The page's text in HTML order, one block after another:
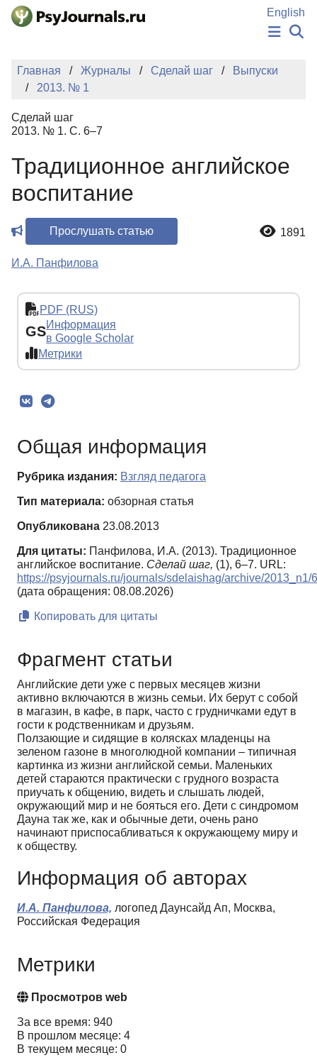
Перейти к основному содержанию
English
НОВОСТИ
Регистрация
Вход
Главная Журналы Сделай шаг
Выпуски
2013. № 1
Сделай шаг
2013. № 1. С. 6–7
Традиционное английское
воспитание
Прослушать статью 1891
И.А. Панфилова
PDF (RUS)
GSИнформация
в Google Scholar
Метрики
Общая информация
Рубрика издания: Взгляд педагога
Тип материала: обзорная статья
Опубликована 23.08.2013
Для цитаты: Панфилова, И.А. (2013). Традиционное
английское воспитание. Сделай шаг, (1), 6–7. URL:
https://psyjournals.ru/journals/sdelaishag/archive/2013_n1/
(дата обращения: 08.08.2026)
Копировать для цитаты
Фрагмент статьи
Английские дети уже с первых месяцев жизни
активно включаются в жизнь семьи. Их берут с собой
в магазин, в кафе, в парк, часто с грудничками едут в
гости к родственникам и друзьям.
Ползающие и сидящие в колясках младенцы на
зеленом газоне в многолюдной компании – типичная
картинка из жизни английской семьи. Маленьких
детей стараются практически с грудного возраста
приучать к общению, видеть и слышать людей,
окружающий мир и не бояться его. Дети с синдромом
Дауна так же, как и обычные дети, очень рано
начинают приспосабливаться к окружающему миру и
к обществу.
Информация об авторах
И.А. Панфилова, логопед Даунсайд Ап, Москва,
Российская Федерация
Метрики
Просмотров web
За все время: 940
В прошлом месяце: 4
В текущем месяце: 0